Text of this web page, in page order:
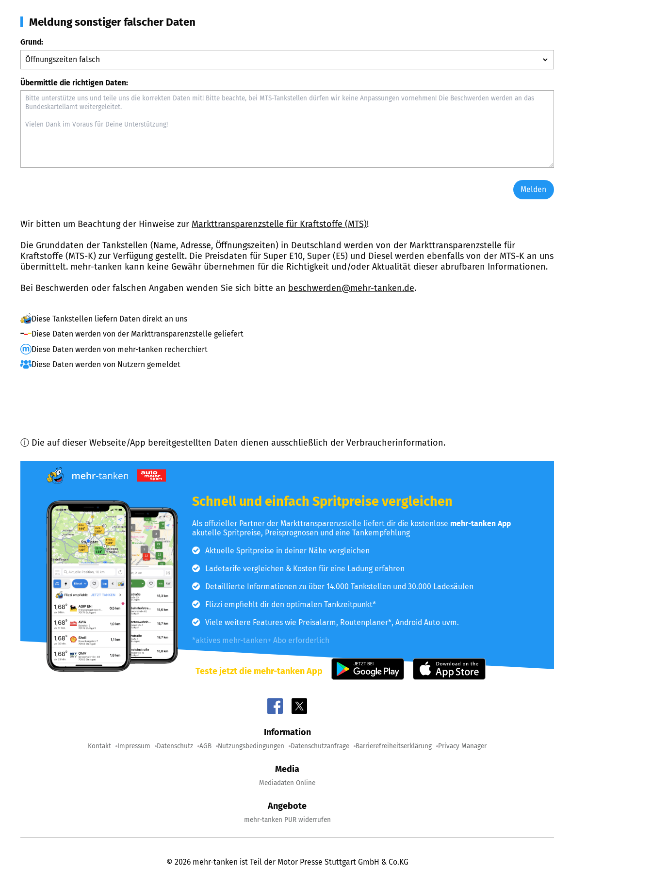
Meldung sonstiger falscher Daten
Grund:
Übermittle die richtigen Daten:
Melden
Wir bitten um Beachtung der Hinweise zur Markttransparenzstelle für Kraftstoffe (MTS)!
Die Grunddaten der Tankstellen (Name, Adresse, Öffnungszeiten) in Deutschland werden von der Markttransparenzstelle für
Kraftstoffe (MTS-K) zur Verfügung gestellt. Die Preisdaten für Super E10, Super (E5) und Diesel werden ebenfalls von der MTS-K an uns
übermittelt. mehr-tanken kann keine Gewähr übernehmen für die Richtigkeit und/oder Aktualität dieser abrufbaren Informationen.
Bei Beschwerden oder falschen Angaben wenden Sie sich bitte an beschwerden@mehr-tanken.de.
Diese Tankstellen liefern Daten direkt an uns
Diese Daten werden von der Markttransparenzstelle geliefert
Diese Daten werden von mehr-tanken recherchiert
Diese Daten werden von Nutzern gemeldet
ⓘ Die auf dieser Webseite/App bereitgestellten Daten dienen ausschließlich der Verbraucherinformation.
Schnell und einfach Spritpreise vergleichen
Als offizieller Partner der Markttransparenzstelle liefert dir die kostenlose mehr-tanken App
akutelle Spritpreise, Preisprognosen und eine Tankempfehlung
Aktuelle Spritpreise in deiner Nähe vergleichen
Ladetarife vergleichen & Kosten für eine Ladung erfahren
Detaillierte Informationen zu über 14.000 Tankstellen und 30.000 Ladesäulen
Flizzi empfiehlt dir den optimalen Tankzeitpunkt*
Viele weitere Features wie Preisalarm, Routenplaner*, Android Auto uvm.
*aktives mehr-tanken+ Abo erforderlich
Teste jetzt die mehr-tanken App
Information
Kontakt Impressum Datenschutz AGB Nutzungsbedingungen Datenschutzanfrage Barrierefreiheitserklärung Privacy Manager
Media
Mediadaten Online
Angebote
mehr-tanken PUR widerrufen
© 2026 mehr-tanken ist Teil der Motor Presse Stuttgart GmbH & Co.KG